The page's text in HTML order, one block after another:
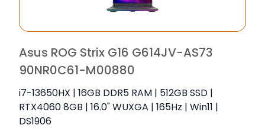
Asus ROG Strix G16 G614JV-AS73
90NR0C61-M00880
i7-13650HX | 16GB DDR5 RAM | 512GB SSD |
RTX4060 8GB | 16.0" WUXGA | 165Hz | Win11 |
DS1906